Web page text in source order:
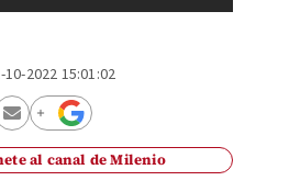
10-2022 15:01:02
al canal de Milenio